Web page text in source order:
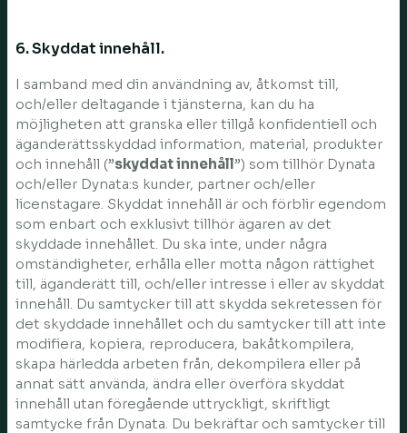
6. Skyddat innehåll.
I samband med din användning av, åtkomst till,
och/eller deltagande i tjänsterna, kan du ha
möjligheten att granska eller tillgå konfidentiell och
äganderättsskyddad information, material, produkter
och innehåll (”skyddat innehåll”) som tillhör Dynata
och/eller Dynata:s kunder, partner och/eller
licenstagare. Skyddat innehåll är och förblir egendom
som enbart och exklusivt tillhör ägaren av det
skyddade innehållet. Du ska inte, under några
omständigheter, erhålla eller motta någon rättighet
till, äganderätt till, och/eller intresse i eller av skyddat
innehåll. Du samtycker till att skydda sekretessen för
det skyddade innehållet och du samtycker till att inte
modifiera, kopiera, reproducera, bakåtkompilera,
skapa härledda arbeten från, dekompilera eller på
annat sätt använda, ändra eller överföra skyddat
innehåll utan föregående uttryckligt, skriftligt
samtycke från Dynata. Du bekräftar och samtycker till